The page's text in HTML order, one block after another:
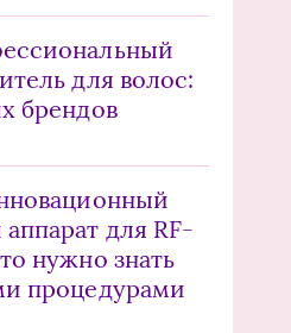
для волос:
брендов
для RF-
нужно знать
процедурами